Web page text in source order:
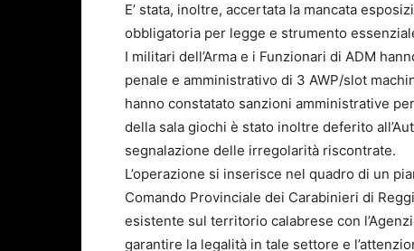
E’ stata, inoltre, accertata la mancata
obbligatoria per legge e strumento
I militari dell’Arma e i Funzionari di ADM
penale e amministrativo di 3 AWP/slot
hanno constatato sanzioni amministrative
della sala giochi è stato inoltre deferito
segnalazione delle irregolarità riscontrate.
L’operazione si inserisce nel quadro di un
Comando Provinciale dei Carabinieri di
esistente sul territorio calabrese con
garantire la legalità in tale settore e